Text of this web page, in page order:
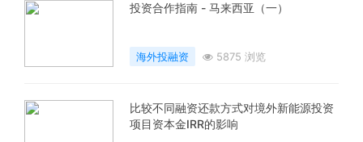
投资合作指南 - 马来西亚（一）
海外投融资 5875 浏览
比较不同融资还款方式对境外新能源投资
项目资本金IRR的影响